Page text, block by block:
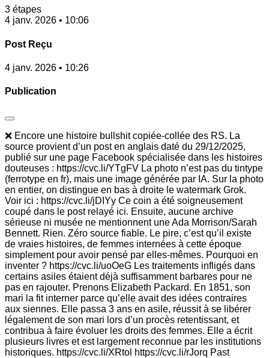
3 étapes
4 janv. 2026 • 10:06
Post Reçu
4 janv. 2026 • 10:26
Publication
❌ Encore une histoire bullshit copiée-collée des RS. La
source provient d’un post en anglais daté du 29/12/2025,
publié sur une page Facebook spécialisée dans les histoires
douteuses : https://cvc.li/YTgFV La photo n’est pas du tintype
(ferrotype en fr), mais une image générée par IA. Sur la photo
en entier, on distingue en bas à droite le watermark Grok.
Voir ici : https://cvc.li/jDIYy Ce coin a été soigneusement
coupé dans le post relayé ici. Ensuite, aucune archive
sérieuse ni musée ne mentionnent une Ada Morrison/Sarah
Bennett. Rien. Zéro source fiable. Le pire, c’est qu’il existe
de vraies histoires, de femmes internées à cette époque
simplement pour avoir pensé par elles-mêmes. Pourquoi en
inventer ? https://cvc.li/uoOeG Les traitements infligés dans
certains asiles étaient déjà suffisamment barbares pour ne
pas en rajouter. Prenons Elizabeth Packard. En 1851, son
mari la fit interner parce qu’elle avait des idées contraires
aux siennes. Elle passa 3 ans en asile, réussit à se libérer
légalement de son mari lors d’un procès retentissant, et
contribua à faire évoluer les droits des femmes. Elle a écrit
plusieurs livres et est largement reconnue par les institutions
historiques. https://cvc.li/XRtol https://cvc.li/rJorq Past